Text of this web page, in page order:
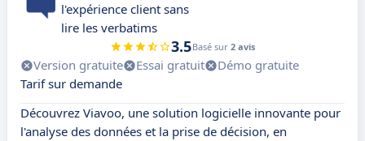
l'expérience client sans
lire les verbatims
3.5Basé sur 2 avis
Version gratuite Essai gratuit
Démo gratuite
Tarif sur demande
Découvrez Viavoo, une solution logicielle innovante pour
l'analyse des données et la prise de décision, en